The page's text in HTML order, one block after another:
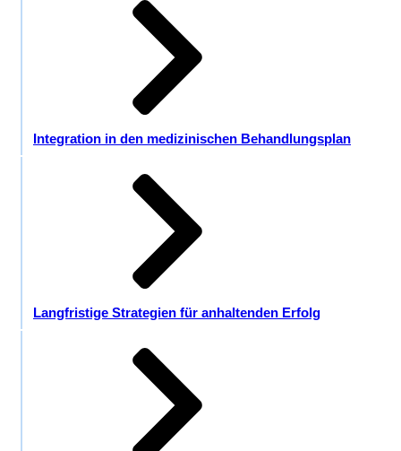
Integration in den medizinischen Behandlungsplan
Langfristige Strategien für anhaltenden Erfolg